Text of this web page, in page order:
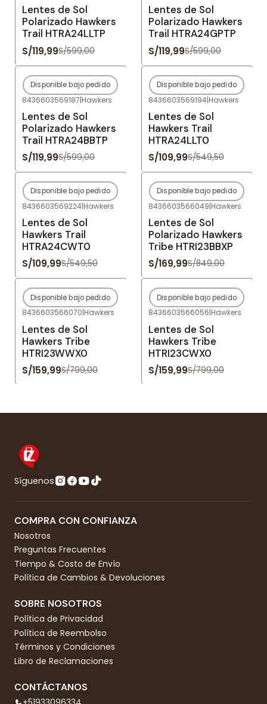
Lentes de Sol
Polarizado Hawkers
Trail HTRA24LLTP
S/119,99S/599,00
Lentes de Sol
Polarizado Hawkers
Trail HTRA24GPTP
S/119,99S/599,00
-80%OFF
Agotado
Disponible bajo pedido
8436603569187|Hawkers
Lentes de Sol
Polarizado Hawkers
Trail HTRA24BBTP
S/119,99S/599,00
-80%OFF
Agotado
Disponible bajo pedido
8436603569194|Hawkers
Lentes de Sol
Hawkers Trail
HTRA24LLT0
S/109,99S/549,50
-80%OFF
Agotado
Disponible bajo pedido
8436603569224|Hawkers
Lentes de Sol
Hawkers Trail
HTRA24CWT0
S/109,99S/549,50
-80%OFF
Agotado
Disponible bajo pedido
8436603566049|Hawkers
Lentes de Sol
Polarizado Hawkers
Tribe HTRI23BBXP
S/169,99S/849,00
-80%OFF
Agotado
Disponible bajo pedido
8436603566070|Hawkers
Lentes de Sol
Hawkers Tribe
HTRI23WWX0
S/159,99S/799,00
-80%OFF
Agotado
Disponible bajo pedido
8436603566056|Hawkers
Lentes de Sol
Hawkers Tribe
HTRI23CWX0
S/159,99S/799,00
Síguenos
COMPRA CON CONFIANZA
Nosotros
Preguntas Frecuentes
Tiempo & Costo de Envío
Política de Cambios & Devoluciones
SOBRE NOSOTROS
Política de Privacidad
Política de Reembolso
Términos y Condiciones
Libro de Reclamaciones
CONTÁCTANOS